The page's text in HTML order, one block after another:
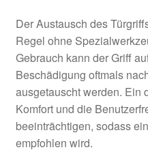
Der Austausch des
Regel ohne
Gebrauch kann der Griff
Beschädigung oftmals
ausgetauscht werden. Ein
Komfort und die
beeinträchtigen, sodass
empfohlen wird.